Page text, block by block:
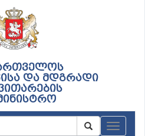
და მდგრადი